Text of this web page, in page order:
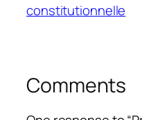
constitutionnelle
Comments